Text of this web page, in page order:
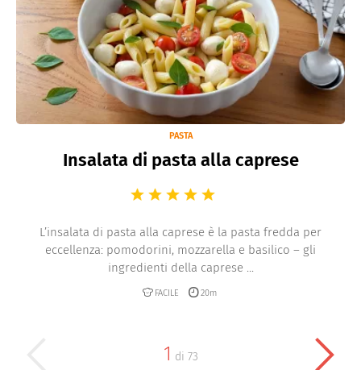
PASTA
Insalata di pasta alla caprese
L’insalata di pasta alla caprese è la pasta fredda per
eccellenza: pomodorini, mozzarella e basilico – gli
ingredienti della caprese ...
FACILE 20m
1 di 73